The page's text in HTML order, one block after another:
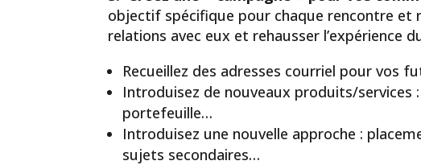
objectif spécifique pour chaque rencontre et
relations avec eux et rehausser l’expérience
Recueillez des adresses courriel pour vos
Introduisez de nouveaux produits/services
portefeuille…
Introduisez une nouvelle approche :
sujets secondaires…